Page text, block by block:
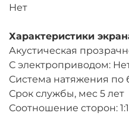
Нет
Характеристики
Акустическая
С электроприводом:
Система натяжения по
Срок службы, мес 5 лет
Соотношение сторон: 1:1